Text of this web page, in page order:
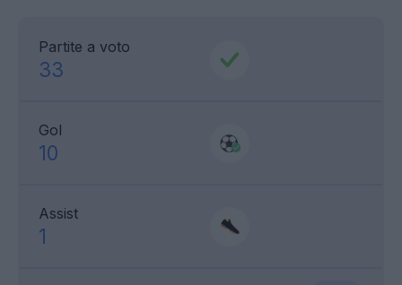
Partite a voto
33
Gol
10
Assist
1